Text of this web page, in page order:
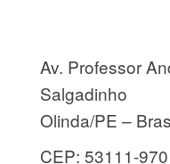
Av. Professor
Salgadinho
Olinda/PE –
CEP: 53111-970